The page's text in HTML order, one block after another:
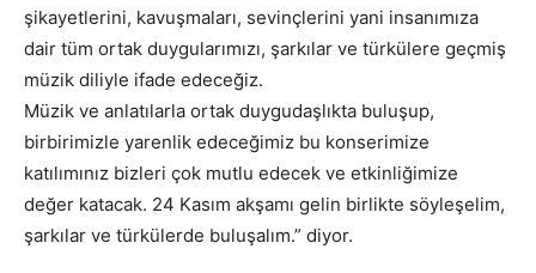
şikayetlerini, kavuşmaları, sevinçlerini yani insanımıza
dair tüm ortak duygularımızı, şarkılar ve türkülere geçmiş
müzik diliyle ifade edeceğiz.
Müzik ve anlatılarla ortak duygudaşlıkta buluşup,
birbirimizle yarenlik edeceğimiz bu konserimize
katılımınız bizleri çok mutlu edecek ve etkinliğimize
değer katacak. 24 Kasım akşamı gelin birlikte söyleşelim,
şarkılar ve türkülerde buluşalım.” diyor.